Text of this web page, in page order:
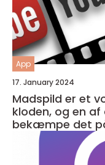
App
17. January 2024
Madspild er et
kloden, og en
bekæmpe det
madspildsapps